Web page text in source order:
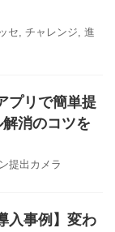
セ, チャレンジ, 進
プリで簡単提
消のコツを
提出カメラ
入事例】変わ